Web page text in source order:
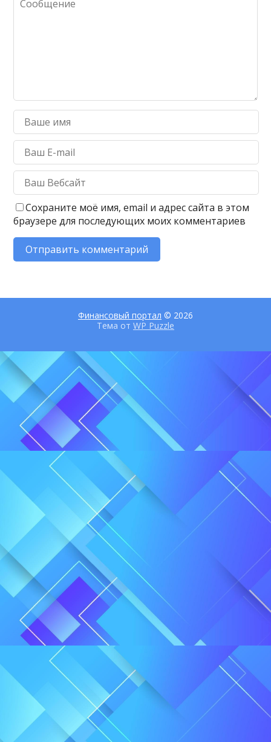
Сохраните моё имя, email и адрес сайта в этом
браузере для последующих моих комментариев
Финансовый портал © 2026
Тема от WP Puzzle